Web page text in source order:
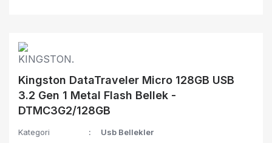
Kingston DataTraveler Micro 128GB USB
3.2 Gen 1 Metal Flash Bellek -
DTMC3G2/128GB
Kategori
Usb Bellekler